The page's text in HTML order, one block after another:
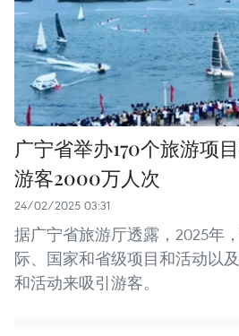
广宁省举办170个旅游项
游客2000万人次
24/02/2025 03:31
据广宁省旅游厅透露，2025年
际、国家和省级项目和活动以
和活动来吸引游客。